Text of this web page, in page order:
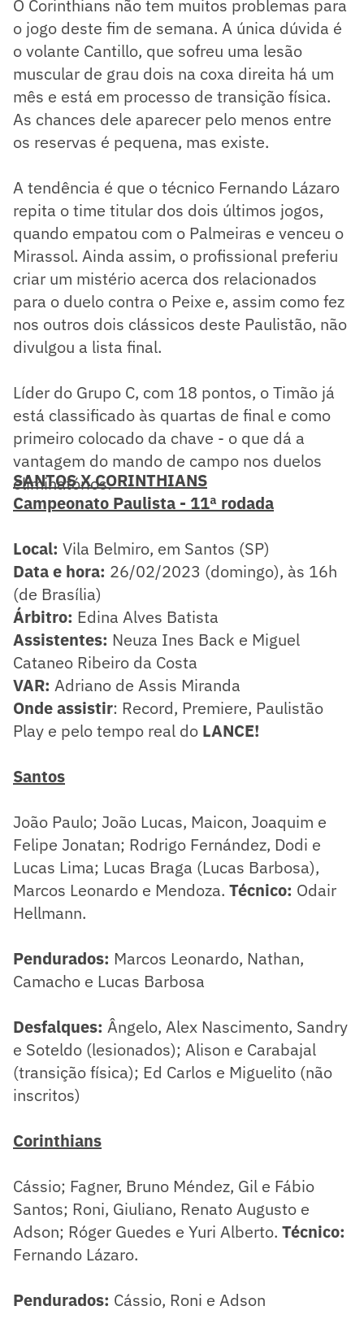
O Corinthians não tem muitos problemas para
o jogo deste fim de semana. A única dúvida é
o volante Cantillo, que sofreu uma lesão
muscular de grau dois na coxa direita há um
mês e está em processo de transição física.
As chances dele aparecer pelo menos entre
os reservas é pequena, mas existe.
A tendência é que o técnico Fernando Lázaro
repita o time titular dos dois últimos jogos,
quando empatou com o Palmeiras e venceu o
Mirassol. Ainda assim, o profissional preferiu
criar um mistério acerca dos relacionados
para o duelo contra o Peixe e, assim como fez
nos outros dois clássicos deste Paulistão, não
divulgou a lista final.
Líder do Grupo C, com 18 pontos, o Timão já
está classificado às quartas de final e como
primeiro colocado da chave - o que dá a
vantagem do mando de campo nos duelos
eliminatórios.
SANTOS X CORINTHIANS
Campeonato Paulista - 11ª rodada
Local: Vila Belmiro, em Santos (SP)
Data e hora: 26/02/2023 (domingo), às 16h
(de Brasília)
Árbitro: Edina Alves Batista
Assistentes: Neuza Ines Back e Miguel
Cataneo Ribeiro da Costa
VAR: Adriano de Assis Miranda
Onde assistir: Record, Premiere, Paulistão
Play e pelo tempo real do LANCE!
Santos
João Paulo; João Lucas, Maicon, Joaquim e
Felipe Jonatan; Rodrigo Fernández, Dodi e
Lucas Lima; Lucas Braga (Lucas Barbosa),
Marcos Leonardo e Mendoza. Técnico: Odair
Hellmann.
Pendurados: Marcos Leonardo, Nathan,
Camacho e Lucas Barbosa
Desfalques: Ângelo, Alex Nascimento, Sandry
e Soteldo (lesionados); Alison e Carabajal
(transição física); Ed Carlos e Miguelito (não
inscritos)
Corinthians
Cássio; Fagner, Bruno Méndez, Gil e Fábio
Santos; Roni, Giuliano, Renato Augusto e
Adson; Róger Guedes e Yuri Alberto. Técnico:
Fernando Lázaro.
Pendurados: Cássio, Roni e Adson